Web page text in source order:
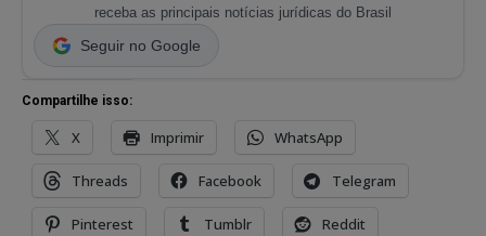
receba as principais notícias jurídicas do Brasil
Seguir no Google
Compartilhe isso:
X Imprimir WhatsApp
Threads Facebook Telegram
Pinterest Tumblr Reddit